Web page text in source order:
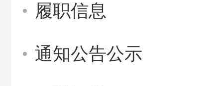
履职信息
通知公告公示